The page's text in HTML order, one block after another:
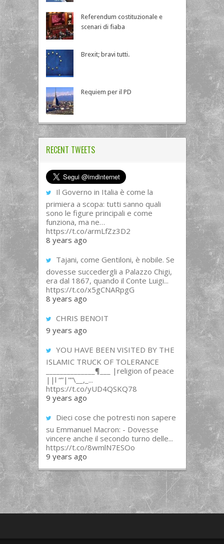
Referendum costituzionale e
scenari di fiaba
Brexit; bravi tutti.
Requiem per il PD
RECENT TWEETS
Il Governo in Italia è come la
primiera a scopa: tutti sanno quali
sono le figure principali e come
funziona, ma ne…
https://t.co/armLfZz3D2
8 years ago
Tajani, come Gentiloni, è nobile. Se
dovesse succedergli a Palazzo Chigi,
era dal 1867, quando il Conte Luigi...
https://t.co/x5gCNARpgG
8 years ago
CHRIS BENOIT
9 years ago
YOU HAVE BEEN VISITED BY THE
ISLAMIC TRUCK OF TOLERANCE
______________¶___ |religion of peace
||l “”|””\__,_...
https://t.co/yUD4QSKQ78
9 years ago
Dieci cose che potresti non sapere
su Emmanuel Macron: - Dovesse
vincere anche il secondo turno delle...
https://t.co/8wmlN7ESOo
9 years ago